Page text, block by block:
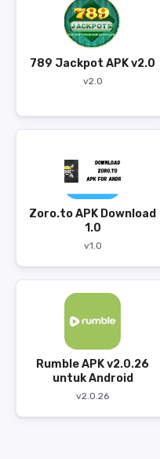
789 Jackpot APK v2.0
v2.0
Zoro.to APK Download
1.0
v1.0
Rumble APK v2.0.26
untuk Android
v2.0.26